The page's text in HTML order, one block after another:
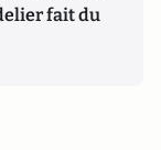
fait du